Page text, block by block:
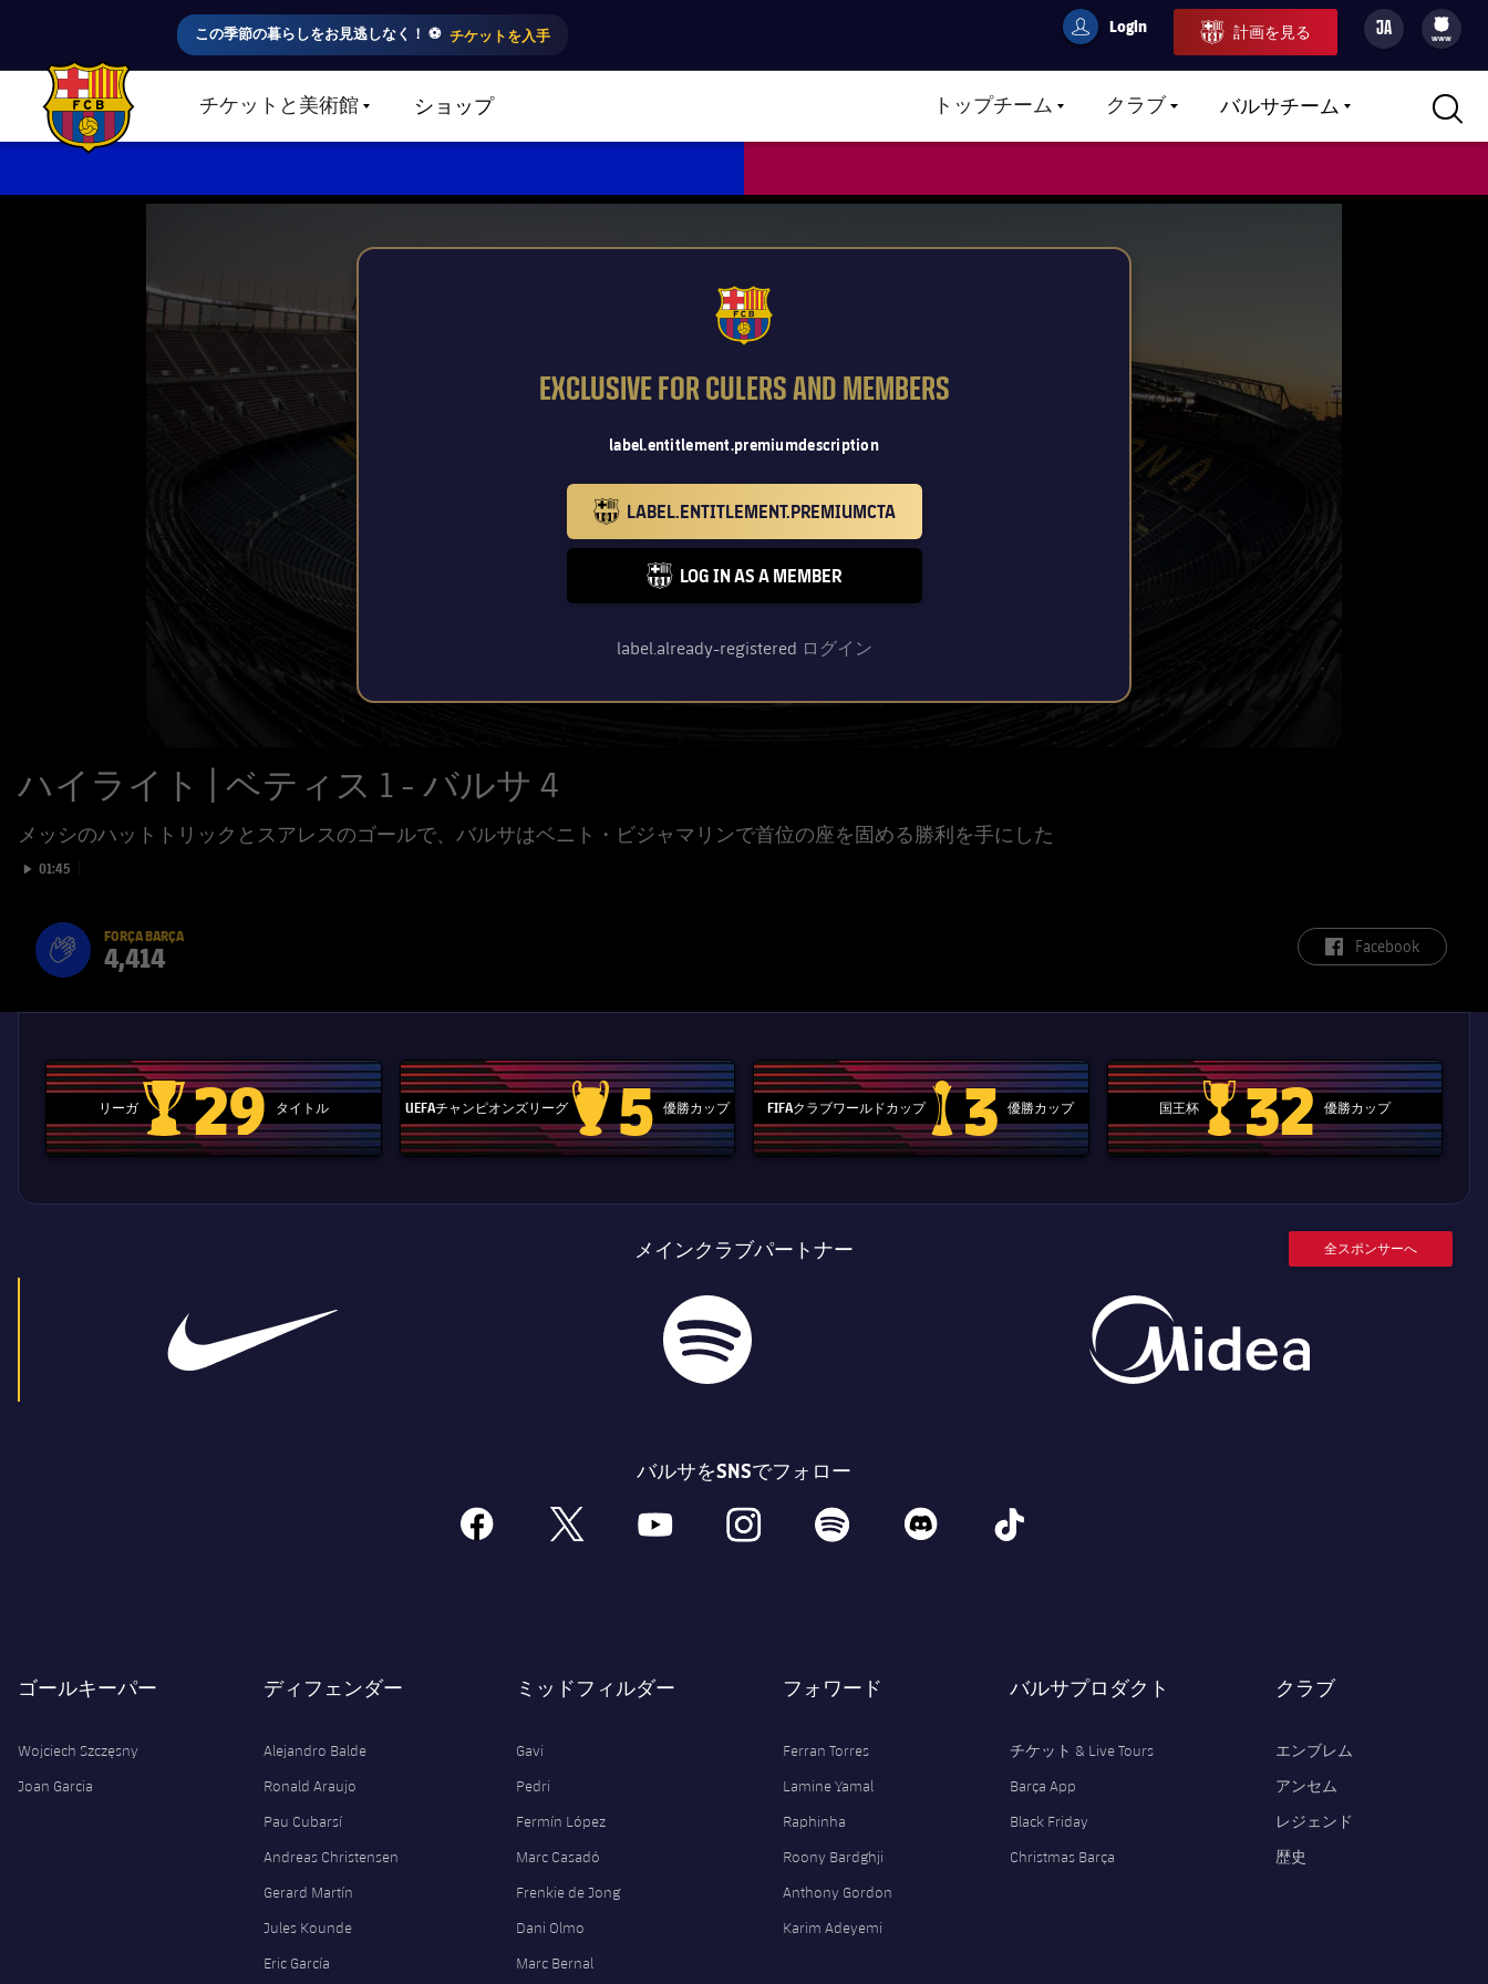
この季節の暮らしをお見逃しなく！ ⚽️ チケットを入手 userCulers
Login 計画を見る JA
filled-badge
www
FC Barcelona club badge チケットと美術館LABEL.SHARE.CARETDOWNショップ トップチームLABEL.ARIA.CARETDOWN
クラブLABEL.ARIA.CARETDOWN
バルサチームLABEL.ARIA.CARETDOWN
FCB Barcelona badge
EXCLUSIVE FOR CULERS AND MEMBERS
label.entitlement.premiumdescription
LABEL.ENTITLEMENT.PREMIUMCTA
LOG IN AS A MEMBER
label.already-registered ログイン
ハイライト | ベティス 1 - バルサ 4
メッシのハットトリックとスアレスのゴールで、バルサはベニト・ビジャマリンで首位の座を固める勝利を手にした
Play video
01:45
Força Barça
label.aria.forcabarca
FORÇA BARÇA
label.aria.fire
4,414 label.aria.facebook
Facebook
リーガ
La Liga trophy
29 タイトル UEFAチャンピオンズリーグ
Champions League trophy
5 優勝カップ FIFAクラブワールドカップ
label.aria.clubworldcup
3 優勝カップ 国王杯
国王杯
32 優勝カップ
メインクラブパートナー 全スポンサーへ
バルサをSNSでフォロー
facebook x youtube instagram spotify discord tiktok
ゴールキーパー
Wojciech Szczęsny
Joan Garcia
ディフェンダー
Alejandro Balde
Ronald Araujo
Pau Cubarsí
Andreas Christensen
Gerard Martín
Jules Kounde
Eric García
ミッドフィルダー
Gavi
Pedri
Fermín López
Marc Casadó
Frenkie de Jong
Dani Olmo
Marc Bernal
フォワード
Ferran Torres
Lamine Yamal
Raphinha
Roony Bardghji
Anthony Gordon
Karim Adeyemi
バルサプロダクト
チケット & Live Tours
Barça App
Black Friday
Christmas Barça
クラブ
エンブレム
アンセム
レジェンド
歴史